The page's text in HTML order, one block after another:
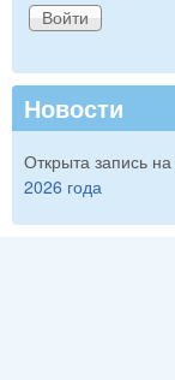
Новости
Открыта запись на
2026 года